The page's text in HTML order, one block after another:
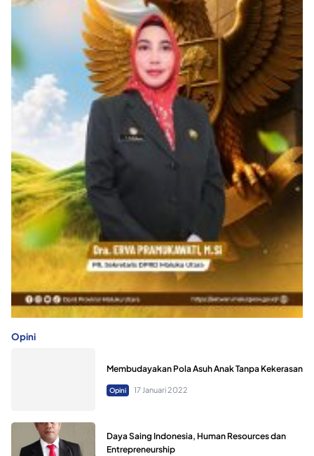
Opini
Membudayakan Pola Asuh Anak Tanpa Kekerasan
Opini 17 Januari 2022
Daya Saing Indonesia, Human Resources dan
Entrepreneurship